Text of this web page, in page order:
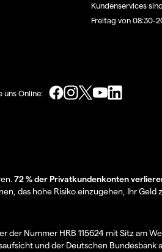
Kundenservices
Freitag von 08:30-
uns Online:
72 % der Privatkundenkonten
das hohe Risiko einzugehen, Ihr Geld
Nummer HRB 115624 mit Sitz am
und der Deutschen Bundesbank